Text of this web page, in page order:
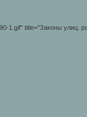
1.gif" title="Законы улиц: